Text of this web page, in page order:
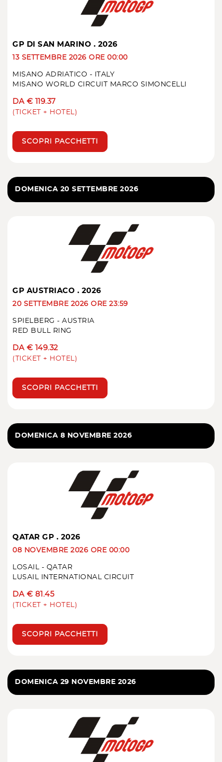
GP DI SAN MARINO . 2026
13 SETTEMBRE 2026 ORE 00:00
MISANO ADRIATICO - ITALY
MISANO WORLD CIRCUIT MARCO SIMONCELLI
DA € 119.37
(TICKET + HOTEL)
SCOPRI PACCHETTI
DOMENICA 20 SETTEMBRE 2026
GP AUSTRIACO . 2026
20 SETTEMBRE 2026 ORE 23:59
SPIELBERG - AUSTRIA
RED BULL RING
DA € 149.32
(TICKET + HOTEL)
SCOPRI PACCHETTI
DOMENICA 8 NOVEMBRE 2026
QATAR GP . 2026
08 NOVEMBRE 2026 ORE 00:00
LOSAIL - QATAR
LUSAIL INTERNATIONAL CIRCUIT
DA € 81.45
(TICKET + HOTEL)
SCOPRI PACCHETTI
DOMENICA 29 NOVEMBRE 2026